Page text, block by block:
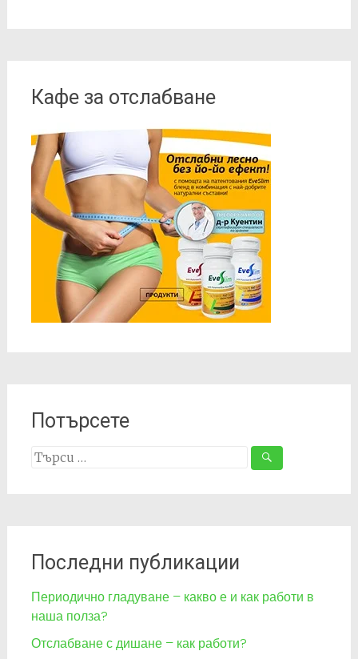
Кафе за отслабване
Потърсете
Search
Последни публикации
Периодично гладуване – какво е и как работи в
наша полза?
Отслабване с дишане – как работи?